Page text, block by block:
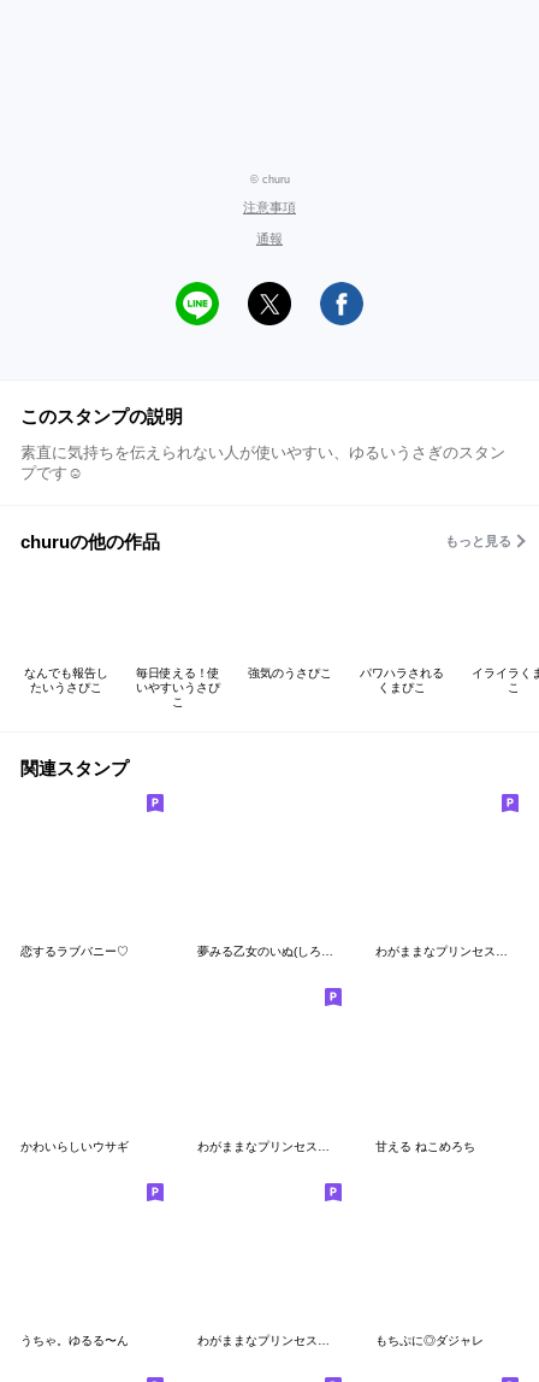
© churu
注意事項
通報
このスタンプの説明
素直に気持ちを伝えられない人が使いやすい、ゆるいうさぎのスタン
プです☺︎
churuの他の作品 もっと見る
なんでも報告し
たいうさぴこ
毎日使える！使
いやすいうさぴ
こ
強気のうさぴこ
パワハラされる
くまぴこ
イライラく
こ
関連スタンプ
恋するラブバニー♡ 夢みる乙女のいぬ(しろいぬちゃん) わがままなプリンセス♡♡④
かわいらしいウサギ 甘える ねこめろち
うちゃ。ゆるる〜ん もちぷに◎ダジャレ